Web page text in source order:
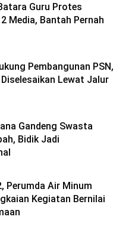
Guru Protes
Media, Bantah Pernah
Pembangunan PSN,
Lewat Jalur
Gandeng Swasta
Bidik Jadi
Perumda Air Minum
Kegiatan Bernilai